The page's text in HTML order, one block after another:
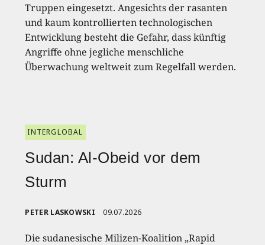
Truppen eingesetzt. Angesichts der rasanten
und kaum kontrollierten technologischen
Entwicklung besteht die Gefahr, dass künftig
Angriffe ohne jegliche menschliche
Überwachung weltweit zum Regelfall werden.
INTERGLOBAL
Sudan: Al-Obeid vor dem
Sturm
PETER LASKOWSKI 09.07.2026
Die sudanesische Milizen-Koalition „Rapid